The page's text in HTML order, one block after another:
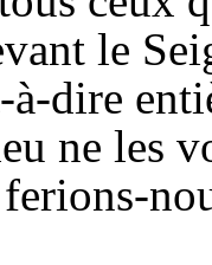
le
à-dire
ne les